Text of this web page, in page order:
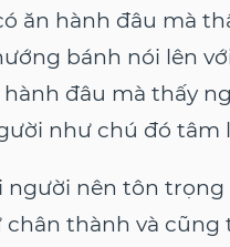
ăn hành đâu mà
bánh nói lên
đâu mà thấy
như chú đó tâm
người nên tôn
thành và cũng